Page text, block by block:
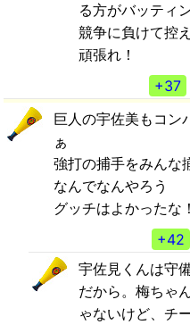
る方がバッティ
競争に負けて控
頑張れ！
+37
巨人の宇佐美もコン
ぁ
強打の捕手をみんな
なんでなんやろう
グッチはよかったな！
+42
宇佐見くんは守
だから。梅ちゃ
ゃないけど、チ